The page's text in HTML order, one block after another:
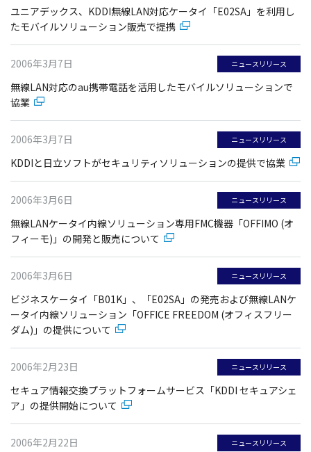
ユニアデックス、KDDI無線LAN対応ケータイ「E02SA」を利用し
たモバイルソリューション販売で提携
2006年3月7日 ニュースリリース
無線LAN対応のau携帯電話を活用したモバイルソリューションで
協業
2006年3月7日 ニュースリリース
KDDIと日立ソフトがセキュリティソリューションの提供で協業
2006年3月6日 ニュースリリース
無線LANケータイ内線ソリューション専用FMC機器「OFFIMO (オ
フィーモ)」の開発と販売について
2006年3月6日 ニュースリリース
ビジネスケータイ「B01K」、「E02SA」の発売および無線LANケ
ータイ内線ソリューション「OFFICE FREEDOM (オフィスフリー
ダム)」の提供について
2006年2月23日 ニュースリリース
セキュア情報交換プラットフォームサービス「KDDI セキュアシェ
ア」の提供開始について
2006年2月22日 ニュースリリース